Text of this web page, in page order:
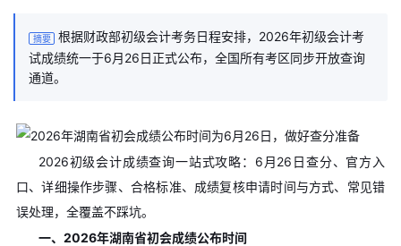
摘要
根据财政部初级会计考务日程安排，2026年初级会计考
试成绩统一于6月26日正式公布，全国所有考区同步开放查询
通道。
2026初级会计成绩查询一站式攻略：6月26日查分、官方入
口、详细操作步骤、合格标准、成绩复核申请时间与方式、常见错
误处理，全覆盖不踩坑。
一、2026年湖南省初会成绩公布时间